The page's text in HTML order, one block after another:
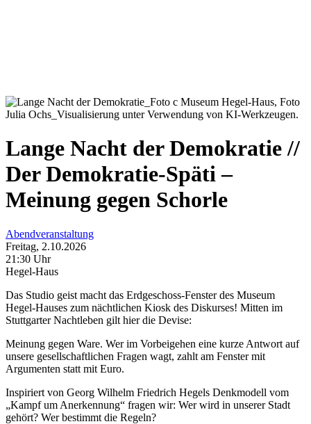
Lange Nacht der Demokratie //
Der Demokratie-Späti –
Meinung gegen Schorle
Abendveranstaltung
Freitag, 2.10.2026
21:30 Uhr
Hegel-Haus
Das Studio geist macht das Erdgeschoss-Fenster des Museum
Hegel-Hauses zum nächtlichen Kiosk des Diskurses! Mitten im
Stuttgarter Nachtleben gilt hier die Devise:
Meinung gegen Ware. Wer im Vorbeigehen eine kurze Antwort auf
unsere gesellschaftlichen Fragen wagt, zahlt am Fenster mit
Argumenten statt mit Euro.
Inspiriert von Georg Wilhelm Friedrich Hegels Denkmodell vom
„Kampf um Anerkennung“ fragen wir: Wer wird in unserer Stadt
gehört? Wer bestimmt die Regeln?